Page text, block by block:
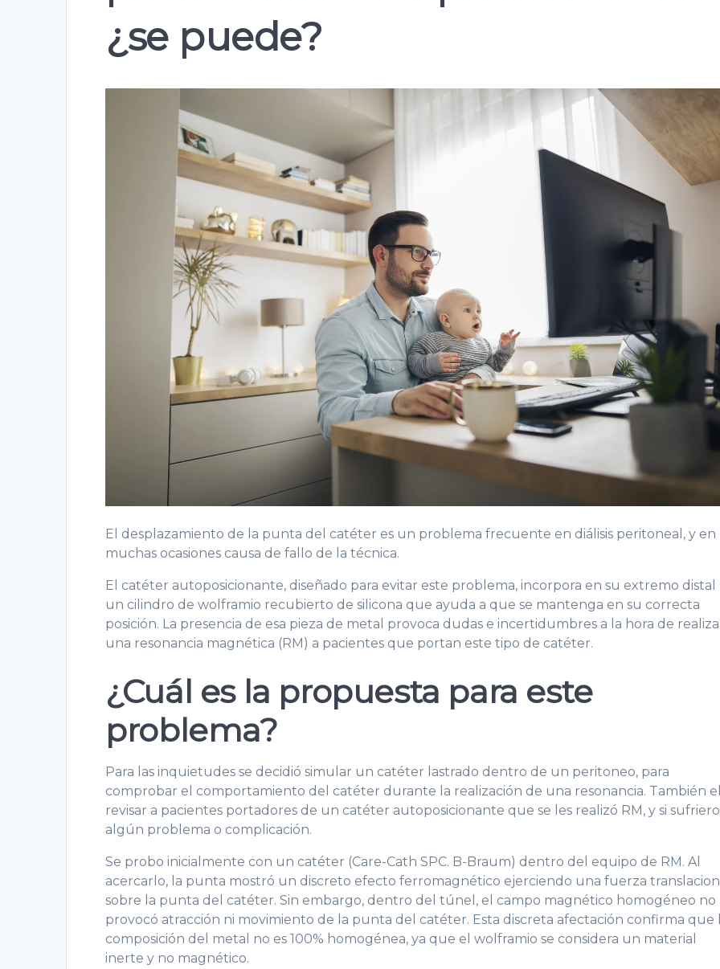
¿se puede?
El desplazamiento de la punta del catéter es un problema frecuente en diálisis peritoneal, y en
muchas ocasiones causa de fallo de la técnica.
El catéter autoposicionante, diseñado para evitar este problema, incorpora en su extremo distal
un cilindro de wolframio recubierto de silicona que ayuda a que se mantenga en su correcta
posición. La presencia de esa pieza de metal provoca dudas e incertidumbres a la hora de
una resonancia magnética (RM) a pacientes que portan este tipo de catéter.
¿Cuál es la propuesta para este
problema?
Para las inquietudes se decidió simular un catéter lastrado dentro de un peritoneo, para
comprobar el comportamiento del catéter durante la realización de una resonancia. También
revisar a pacientes portadores de un catéter autoposicionante que se les realizó RM, y si
algún problema o complicación.
Se probo inicialmente con un catéter (Care-Cath SPC. B-Braum) dentro del equipo de RM. Al
acercarlo, la punta mostró un discreto efecto ferromagnético ejerciendo una fuerza
sobre la punta del catéter. Sin embargo, dentro del túnel, el campo magnético homogéneo no
provocó atracción ni movimiento de la punta del catéter. Esta discreta afectación confirma que
composición del metal no es 100% homogénea, ya que el wolframio se considera un material
inerte y no magnético.